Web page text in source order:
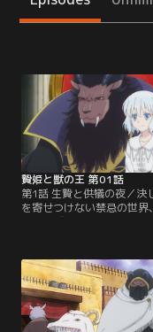
贄姫と獣の王 第01話
第1話 生贄と供犠の夜／決
を寄せつけない禁忌の世界
国「オズマルゴ」に99人目
くかと思いきや短気な王様
サリフィに、見張り役の魔
キュクとロプスも驚き慌て
しかし、生贄を喰らう供儀
る天啓の夜を迎えると、サ